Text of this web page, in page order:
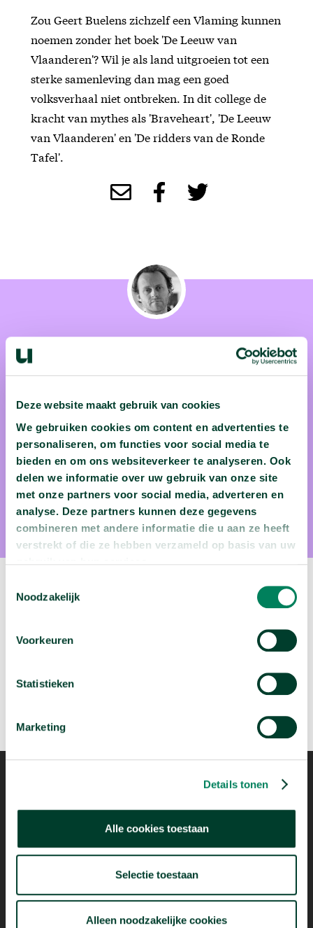
Deze website maakt gebruik van cookies
We gebruiken cookies om content en advertenties te
personaliseren, om functies voor social media te
bieden en om ons websiteverkeer te analyseren. Ook
delen we informatie over uw gebruik van onze site
met onze partners voor social media, adverteren en
analyse. Deze partners kunnen deze gegevens
combineren met andere informatie die u aan ze heeft
verstrekt of die ze hebben verzameld op basis van uw
Noodzakelijk
Voorkeuren
Statistieken
Marketing
Details tonen
Alle cookies toestaan
Selectie toestaan
Alleen noodzakelijke cookies
Zou Geert Buelens zichzelf een Vlaming kunnen
noemen zonder het boek 'De Leeuw van
Vlaanderen'? Wil je als land uitgroeien tot een
sterke samenleving dan mag een goed
volksverhaal niet ontbreken. In dit college de
kracht van mythes als 'Braveheart', 'De Leeuw
van Vlaanderen' en 'De ridders van de Ronde
Tafel'.
Professor Dr. Geert Buelens (1971) is verbonden aan de
Universiteit van Utrecht. Naast een geniaal hoogleraar is hij
ook een begaafd schrijver. Zijn werk is onder andere
bekroond met de Lucy B. en C.W. Van der Hoogtprijs. Zijn
studenten noemen hem simpelweg een BAAS, een titel die
wij alleen maar kunnen beamen.
Volgende video:
Bekijk deze video arrow_forward
Mogelijk dankzij